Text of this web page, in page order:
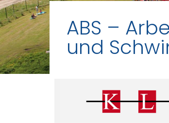
ABS –
und